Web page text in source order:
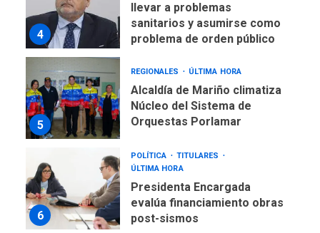
4
llevar a problemas
sanitarios y asumirse como
problema de orden público
5
REGIONALES ÚLTIMA HORA
Alcaldía de Mariño climatiza
Núcleo del Sistema de
Orquestas Porlamar
6
POLÍTICA
TITULARES
ÚLTIMA HORA
Presidenta Encargada
evalúa financiamiento obras
post-sismos